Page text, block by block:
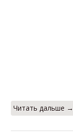
Читать дальше →